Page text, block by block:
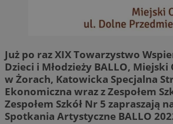
Już po raz XIX Towarzystwo
Dzieci i Młodzieży BALLO,
w Żorach, Katowicka Specjalna
Ekonomiczna wraz z Zespołem
Zespołem Szkół Nr 5 zapraszają
Spotkania Artystyczne BALLO